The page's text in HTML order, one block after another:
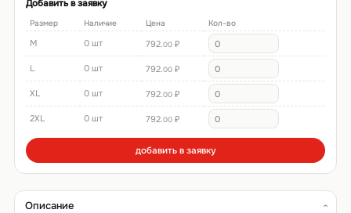
Добавить в заявку
Размер Наличие Цена Кол-во
M 0 шт 792.00₽
L 0 шт 792.00₽
XL 0 шт 792.00₽
2XL 0 шт 792.00₽
добавить в заявку
Описание